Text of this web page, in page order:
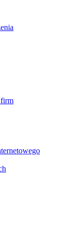
firm